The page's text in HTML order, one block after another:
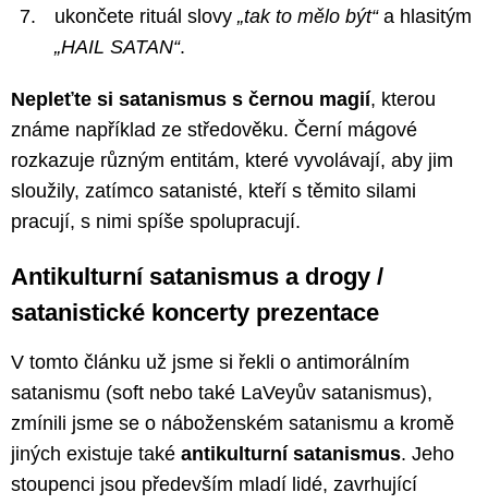
ukončete rituál slovy „tak to mělo být“a hlasitým
„HAIL SATAN“.
Nepleťte si satanismus s černou magií, kterou
známe například ze středověku. Černí mágové
rozkazuje různým entitám, které vyvolávají, aby jim
sloužily, zatímco satanisté, kteří s těmito silami
pracují, s nimi spíše spolupracují.
Antikulturní satanismus a drogy /
satanistické koncerty prezentace
V tomto článku už jsme si řekli o antimorálním
satanismu (soft nebo také LaVeyův satanismus),
zmínili jsme se o náboženském satanismu a kromě
jiných existuje také antikulturní satanismus. Jeho
stoupenci jsou především mladí lidé, zavrhující